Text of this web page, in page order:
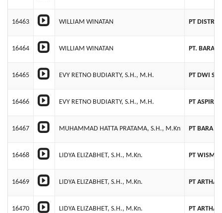
16463 WILLIAM WINATAN PT
16464 WILLIAM WINATAN PT. BARA
16465 EVY RETNO BUDIARTY, S.H., M.H. PT DWI
16466 EVY RETNO BUDIARTY, S.H., M.H. PT
16467 MUHAMMAD HATTA PRATAMA, S.H., M.Kn PT BARA
16468 LIDYA ELIZABHET, S.H., M.Kn. PT WISMA
16469 LIDYA ELIZABHET, S.H., M.Kn. PT ARTHA
16470 LIDYA ELIZABHET, S.H., M.Kn. PT ARTHA